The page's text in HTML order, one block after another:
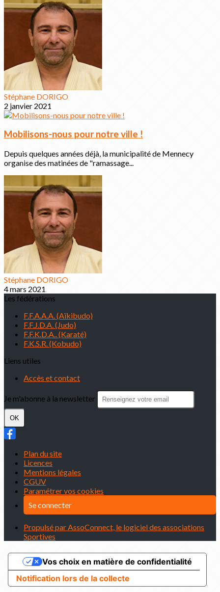
Stéphane DORIGO
2 janvier 2021
Mobilisons-nous pour notre ville !
Depuis quelques années déjà, la municipalité de Mennecy
organise des matinées de "ramassage...
Stéphane DORIGO
4 mars 2021
Les fédérations
F.F.A.A.A. (Aïkibudo)
F.F.J.D.A. (Judo)
F.F.K.D.A.. (Karaté)
F.K.S.R. (Kobudo)
Liens utiles
Accès et contact
Je m'abonne à la newsletter
OK
Plan du site
Licences
Mentions légales
CGUV
Paramétrer vos cookies
Se connecter
Propulsé par AssoConnect, le logiciel des associations
Sportives
Notification lors de la collecte
Vos choix en matière de confidentialité